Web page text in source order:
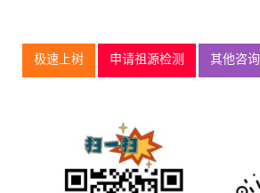
极速上树 申请祖源检测 其他咨询